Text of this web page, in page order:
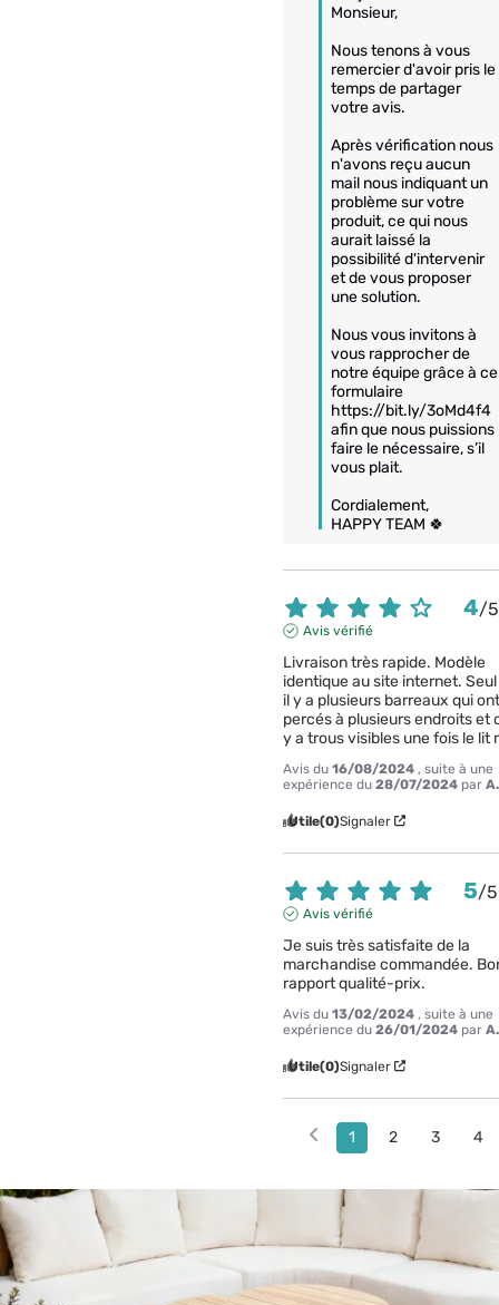
Monsieur,
Nous tenons à vous
remercier d'avoir pris le
temps de partager
votre avis.
Après vérification nous
n'avons reçu aucun
mail nous indiquant un
problème sur votre
produit, ce qui nous
aurait laissé la
possibilité d'intervenir
et de vous proposer
une solution.
Nous vous invitons à
vous rapprocher de
notre équipe grâce à ce
formulaire
https://bit.ly/3oMd4f4
afin que nous puissions
faire le nécessaire, s’il
vous plait.
Cordialement,
HAPPY TEAM 🍀
4/5
Avis vérifié
Livraison très rapide. Modèle
identique au site internet.
il y a plusieurs barreaux qui
percés à plusieurs endroits et
y a trous visibles une fois le lit
Avis du16/08/2024 , suite à une
expérience du28/07/2024 par
Utile(0)Signaler
5/5
Avis vérifié
Je suis très satisfaite de la
marchandise commandée.
rapport qualité-prix.
Avis du13/02/2024 , suite à une
expérience du26/01/2024 par
Utile(0)Signaler
1 2 3 4